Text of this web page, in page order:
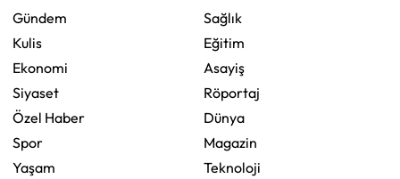
Gündem
Kulis
Ekonomi
Siyaset
Özel Haber
Spor
Yaşam
Sağlık
Eğitim
Asayiş
Röportaj
Dünya
Magazin
Teknoloji